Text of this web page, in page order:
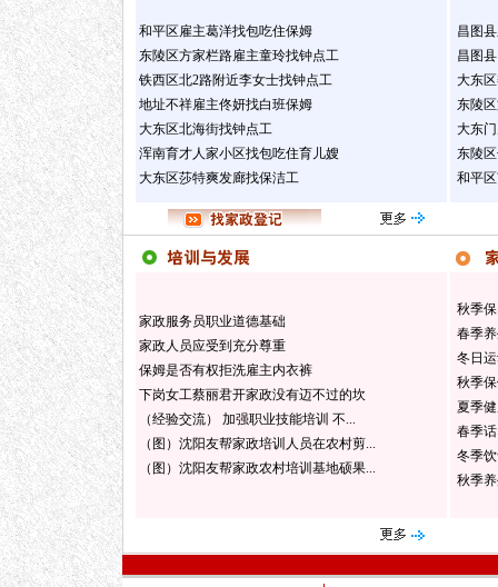
和平区雇主葛洋找包吃住保姆
东陵区方家栏路雇主童玲找钟点工
铁西区北2路附近李女士找钟点工
地址不祥雇主佟妍找白班保姆
大东区北海街找钟点工
浑南育才人家小区找包吃住育儿嫂
大东区莎特爽发廊找保洁工
昌图
昌图
大东
东陵
大东
东陵
和平
家政服务员职业道德基础
家政人员应受到充分尊重
保姆是否有权拒洗雇主内衣裤
下岗女工蔡丽君开家政没有迈不过的坎
（经验交流） 加强职业技能培训 不...
（图）沈阳友帮家政培训人员在农村剪...
（图）沈阳友帮家政农村培训基地硕果...
秋季
春季
冬日
秋季
夏季
春季
冬季
秋季